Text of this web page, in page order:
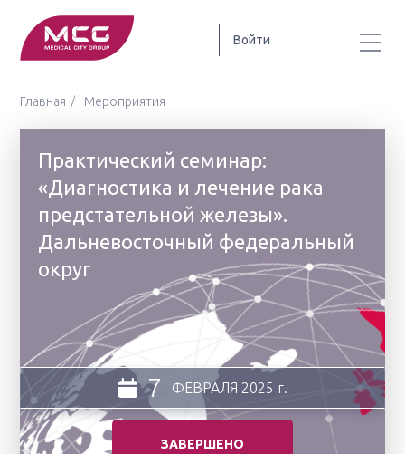
Войти
Главная Мероприятия
Практический семинар:
«Диагностика и лечение рака
предстательной железы».
Дальневосточный федеральный
округ
ЗАВЕРШЕНО
7 ФЕВРАЛЯ 2025 г.